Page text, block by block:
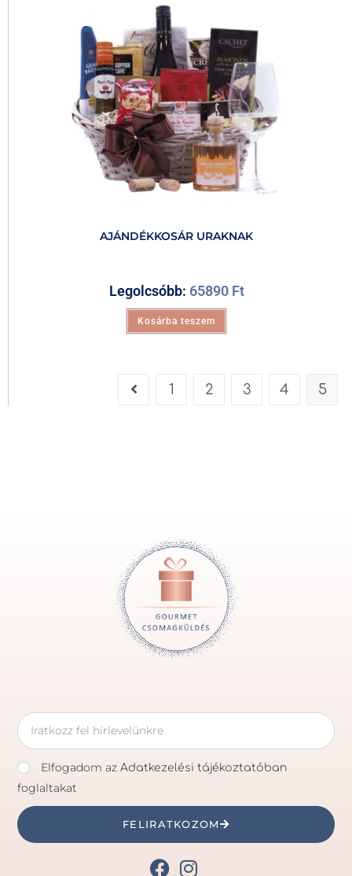
AJÁNDÉKKOSÁR URAKNAK
Legolcsóbb: 65890 Ft
Kosárba teszem
1 2 3 4 5
Elfogadom azAdatkezelési tájékoztatóban
foglaltakat
FELIRATKOZOM